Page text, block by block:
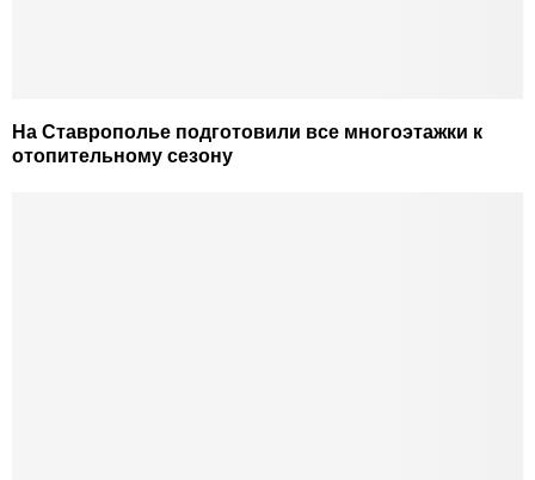
На Ставрополье подготовили все многоэтажки к
отопительному сезону